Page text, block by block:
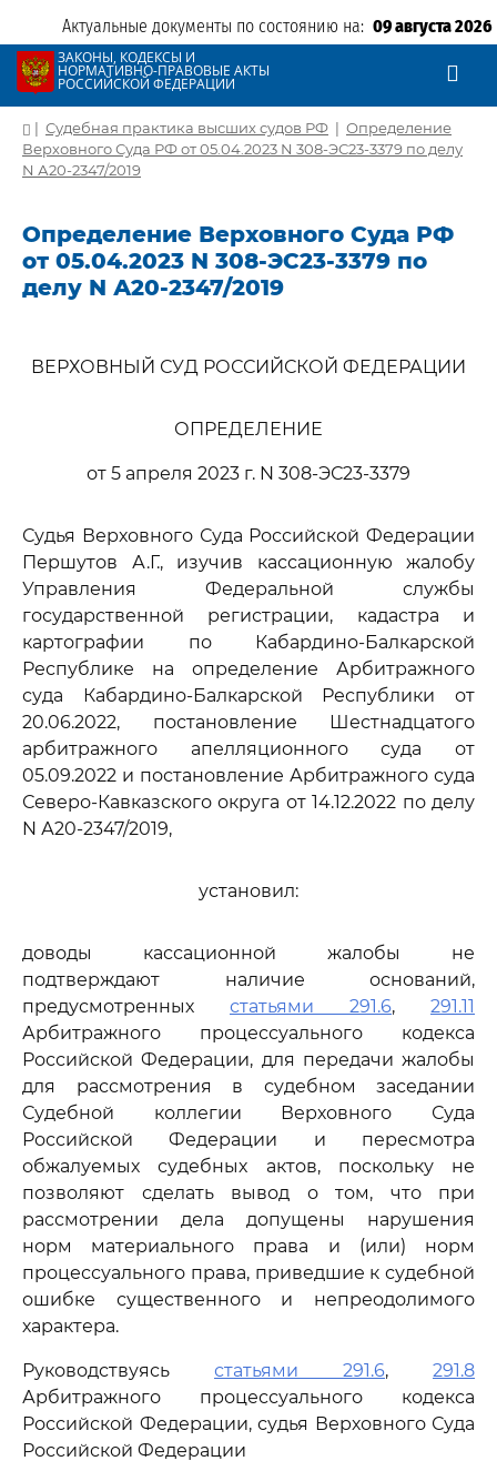
Актуальные документы по состоянию на: 09 августа 2026
ЗАКОНЫ, КОДЕКСЫ И
НОРМАТИВНО-ПРАВОВЫЕ АКТЫ
РОССИЙСКОЙ ФЕДЕРАЦИИ
| Судебная практика высших судов РФ | Определение
Верховного Суда РФ от 05.04.2023 N 308-ЭС23-3379 по делу
N А20-2347/2019
Определение Верховного Суда РФ
от 05.04.2023 N 308-ЭС23-3379 по
делу N А20-2347/2019
ВЕРХОВНЫЙ СУД РОССИЙСКОЙ ФЕДЕРАЦИИ
ОПРЕДЕЛЕНИЕ
от 5 апреля 2023 г. N 308-ЭС23-3379
Судья Верховного Суда Российской Федерации
Першутов А.Г., изучив кассационную жалобу
Управления Федеральной службы
государственной регистрации, кадастра и
картографии по Кабардино-Балкарской
Республике на определение Арбитражного
суда Кабардино-Балкарской Республики от
20.06.2022, постановление Шестнадцатого
арбитражного апелляционного суда от
05.09.2022 и постановление Арбитражного суда
Северо-Кавказского округа от 14.12.2022 по делу
N А20-2347/2019,
установил:
доводы кассационной жалобы не
подтверждают наличие оснований,
предусмотренных статьями 291.6, 291.11
Арбитражного процессуального кодекса
Российской Федерации, для передачи жалобы
для рассмотрения в судебном заседании
Судебной коллегии Верховного Суда
Российской Федерации и пересмотра
обжалуемых судебных актов, поскольку не
позволяют сделать вывод о том, что при
рассмотрении дела допущены нарушения
норм материального права и (или) норм
процессуального права, приведшие к судебной
ошибке существенного и непреодолимого
характера.
Руководствуясь статьями 291.6, 291.8
Арбитражного процессуального кодекса
Российской Федерации, судья Верховного Суда
Российской Федерации